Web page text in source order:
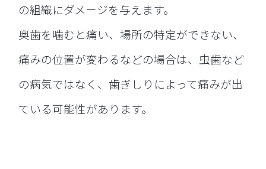
の組織にダメージを与えます。
奥歯を噛むと痛い、場所の特定ができない、
痛みの位置が変わるなどの場合は、虫歯など
の病気ではなく、歯ぎしりによって痛みが出
ている可能性があります。